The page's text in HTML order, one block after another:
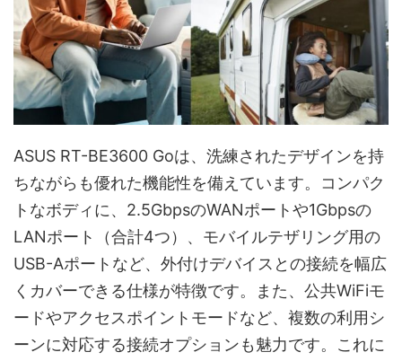
ASUS RT-BE3600 Goは、洗練されたデザインを持
ちながらも優れた機能性を備えています。コンパク
トなボディに、2.5GbpsのWANポートや1Gbpsの
LANポート（合計4つ）、モバイルテザリング用の
USB-Aポートなど、外付けデバイスとの接続を幅広
くカバーできる仕様が特徴です。また、公共WiFiモ
ードやアクセスポイントモードなど、複数の利用シ
ーンに対応する接続オプションも魅力です。これに